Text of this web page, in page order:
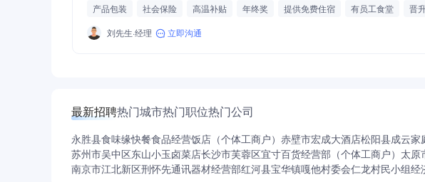
产品包装 社会保险 高温补贴 年终奖 提供免费住宿 有员工食堂 晋
加班补助
刘先生·经理 立即沟通
最新招聘热门城市热门职位热门公司
永胜县食味缘快餐食品经营饭店（个体工商户） 赤壁市宏成大酒店松阳县成云家
苏州市吴中区东山小玉卤菜店长沙市芙蓉区宜寸百货经营部（个体工商户） 太原
南京市江北新区刑怀先通讯器材经营部红河县宝华镇嘎他村委会仁龙村民小组经